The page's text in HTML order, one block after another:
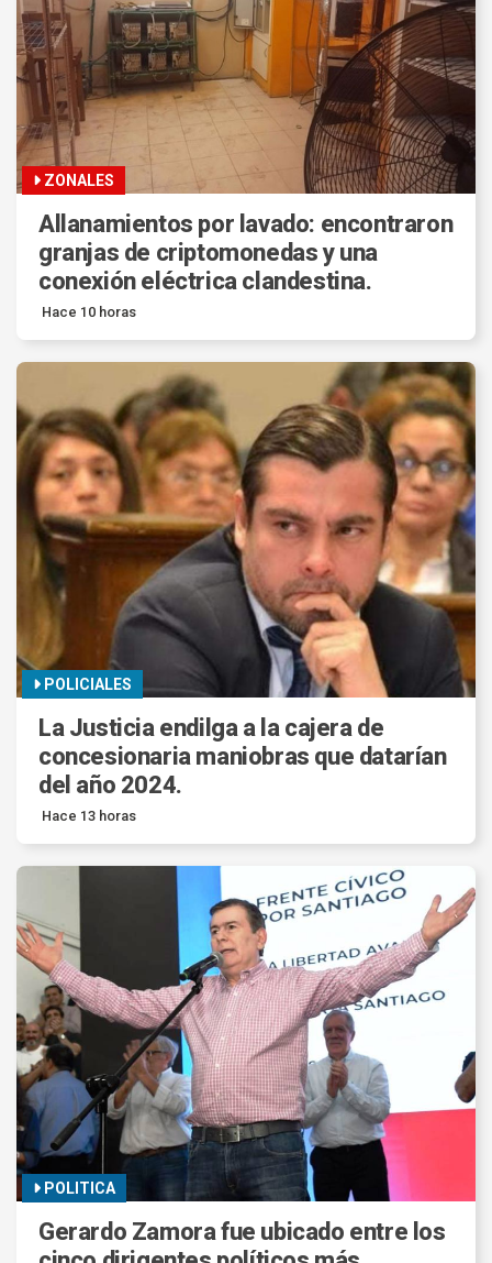
ZONALES
Allanamientos por lavado: encontraron
granjas de criptomonedas y una
conexión eléctrica clandestina.
Hace 10 horas
POLICIALES
La Justicia endilga a la cajera de
concesionaria maniobras que datarían
del año 2024.
Hace 13 horas
POLITICA
Gerardo Zamora fue ubicado entre los